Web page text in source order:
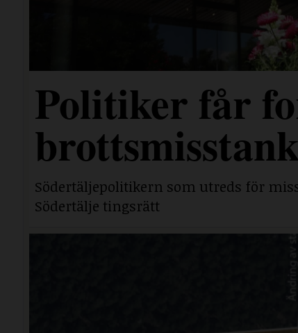
Politiker får
Södertäljepolitikern som utreds för
Södertälje tingsrätt